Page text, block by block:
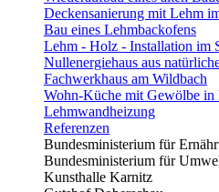
Deckensanierung mit Lehm
Bau eines Lehmbackofens
Lehm - Holz - Installation im
Nullenergiehaus aus
Fachwerkhaus am Wildbach
Wohn-Küche mit Gewölbe in
Lehmwandheizung
Referenzen
Bundesministerium für
Bundesministerium für
Kunsthalle Karnitz